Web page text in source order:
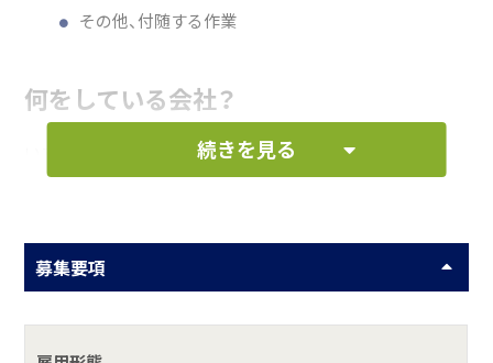
その他、付随する作業
何をしている会社？
いすみ市にて、ＡＢＣいすみゴルフコースの運営、管理をし
ている会社です。
続きを見る
募集要項